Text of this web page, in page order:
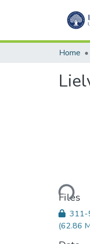
Home
Loading...
Files
311-
(62.86